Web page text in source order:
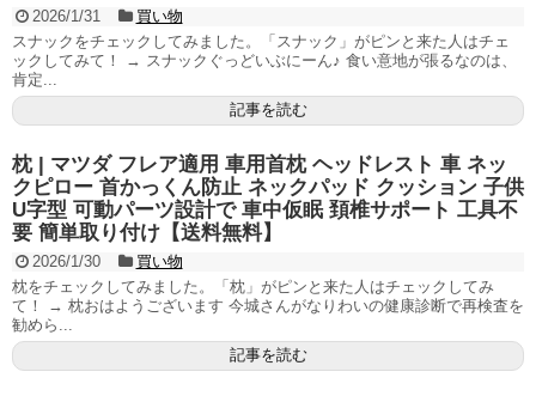
2026/1/31
買い物
スナックをチェックしてみました。「スナック」がピンと来た人はチェ
ックしてみて！ → スナックぐっどいぶにーん♪ 食い意地が張るなのは、
肯定...
記事を読む
枕 | マツダ フレア適用 車用首枕 ヘッドレスト 車 ネッ
クピロー 首かっくん防止 ネックパッド クッション 子供
U字型 可動パーツ設計で 車中仮眠 頚椎サポート 工具不
要 簡単取り付け【送料無料】
2026/1/30
買い物
枕をチェックしてみました。「枕」がピンと来た人はチェックしてみ
て！ → 枕おはようございます 今城さんがなりわいの健康診断で再検査を
勧めら...
記事を読む